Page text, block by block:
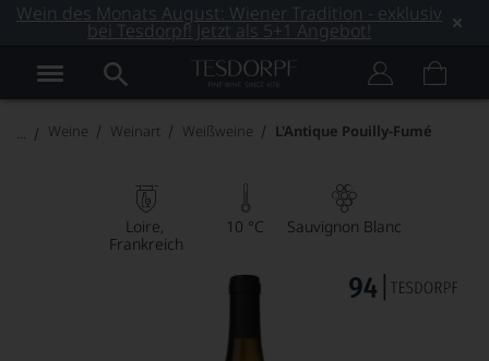
Wein des Monats August: Wiener Tradition - exklusiv
bei Tesdorpf! Jetzt als 5+1 Angebot!
Weine Weinart Weißweine L'Antique Pouilly-Fumé
Loire
Frankreich
10 °C Sauvignon Blanc